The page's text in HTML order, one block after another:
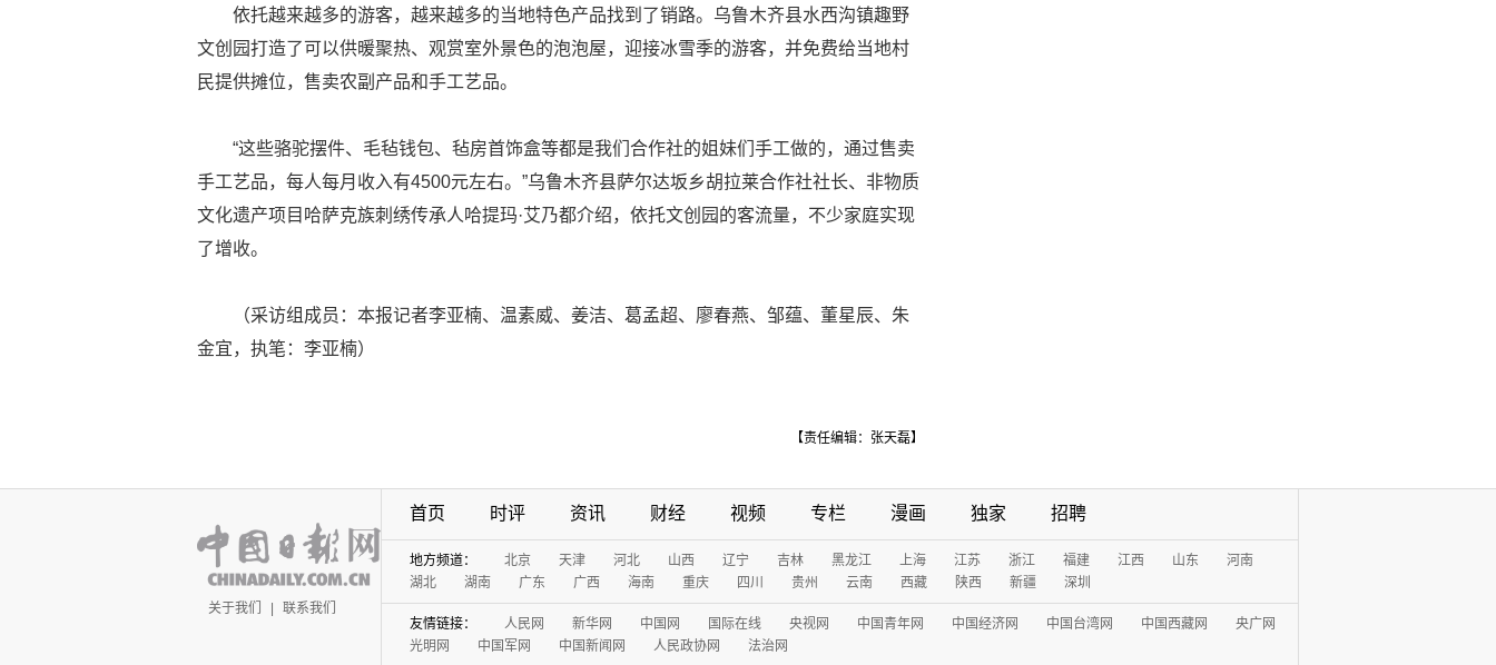
依托越来越多的游客，越来越多的当地特色产品找到了销路。乌鲁木齐县水西沟镇趣野
文创园打造了可以供暖聚热、观赏室外景色的泡泡屋，迎接冰雪季的游客，并免费给当地村
民提供摊位，售卖农副产品和手工艺品。
“这些骆驼摆件、毛毡钱包、毡房首饰盒等都是我们合作社的姐妹们手工做的，通过售卖
手工艺品，每人每月收入有4500元左右。”乌鲁木齐县萨尔达坂乡胡拉莱合作社社长、非物质
文化遗产项目哈萨克族刺绣传承人哈提玛·艾乃都介绍，依托文创园的客流量，不少家庭实现
了增收。
（采访组成员：本报记者李亚楠、温素威、姜洁、葛孟超、廖春燕、邹蕴、董星辰、朱
金宜，执笔：李亚楠）
【责任编辑：张天磊】
关于我们 | 联系我们
首页 时评 资讯 财经 视频 专栏 漫画 独家 招聘
地方频道： 北京 天津 河北 山西 辽宁 吉林 黑龙江 上海 江苏 浙江 福建 江西 山东
河南
湖北
湖南 广东 广西 海南 重庆 四川 贵州 云南 西藏 陕西 新疆 深圳
友情链接： 人民网 新华网 中国网 国际在线 央视网 中国青年网 中国经济网 中国台湾网 中国西藏网
央广网
光明网
中国军网 中国新闻网 人民政协网 法治网